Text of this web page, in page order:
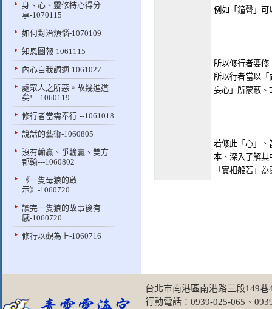
身、心、靈修持心得分
享-1070115
如何對治煩惱-1070109
知恩圖報-1061115
內心自我調適-1061027
處眾人之所惡。故幾進道
矣!—1060119
修行者當需奉行:--1061018
說話的藝術-1060805
沒有輸贏、爭輸贏、雙方
都輸---1060802
《一隻母狼的啟
示》-1060720
讀完一隻狼的故事後有
感-1060720
修行以觀為上-1060716
例如「鐘聲」可
所以修行者要修
所以行者當以「
妄心」所蒙蔽、
若修此「心」、
本、深入了解其
「實相般若」
台北市南港區南港路三段
行動電話：0939-025-065、